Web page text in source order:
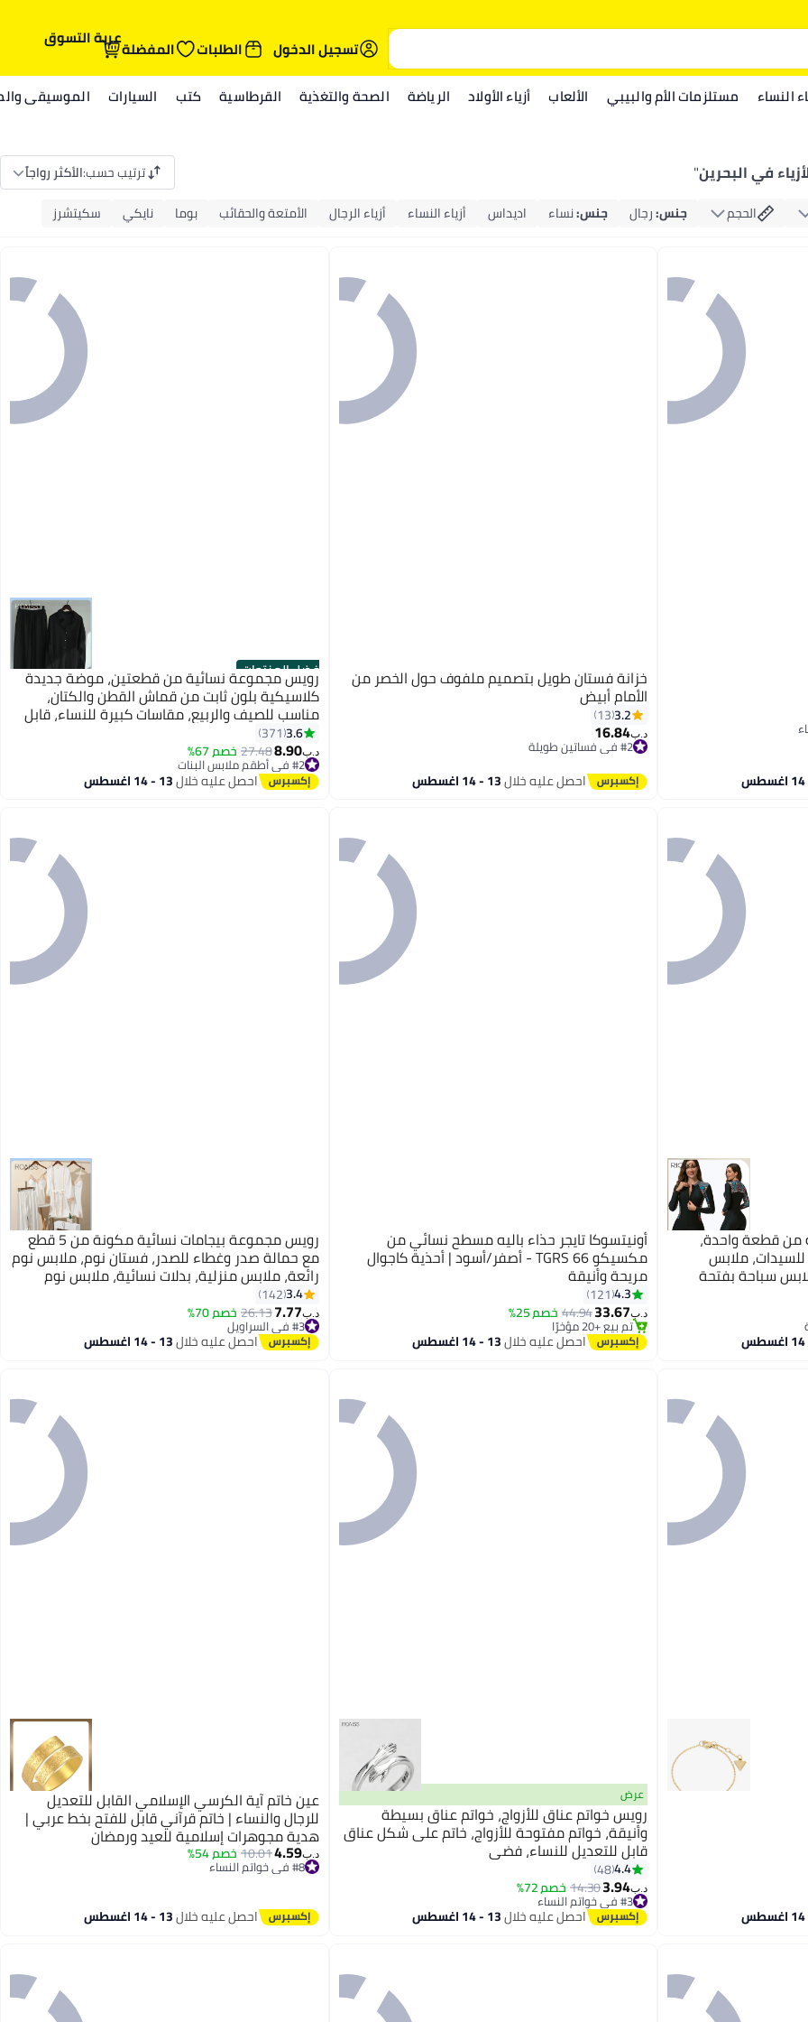
تسجيل الدخول
الطلبات المفضلةعربة التسوق
النساء مستلزمات الأم والبيبي الألعاب أزياء الأولاد الرياضة الصحة والتغذية القرطاسية كتب السيارات الموسيقى
في البحرين" ترتيب حسب:الأكثر رواجاً
الحجم جنس:رجال جنس:نساء اديداس أزياء النساء أزياء الرجال الأمتعة والحقائب بوما نايكي سكيتشرز
خزانة فستان طويل بتصميم ملفوف حول الخصر من
الأمام أبيض
3.2
13
د.ب‏16.84
#2 في فساتين طويلة
تم بيع +10 مؤخرًا
#2 في فساتين طويلة احصل عليه خلال13 - 14 اغسطس
أفضل المنتجات
رويس مجموعة نسائية من قطعتين، موضة جديدة
كلاسيكية بلون ثابت من قماش القطن والكتان،
مناسب للصيف والربيع، مقاسات كبيرة للنساء، قابل
للتنفس وبارد، قميص طويل الأكمام بياقة، بنطلون
واسع.
3.6
371
د.ب‏8.90
27.48 خصم 67%
#2 في أطقم ملابس البنات
#2 في أطقم ملابس البنات احصل عليه خلال13 - 14 اغسطس
من قطعة واحدة،
ملابس
سباحة بفتحة
سباحة رياضية
الماء، للسباحة،
على الماء، الغطس
13
أونيتسوكا تايجر حذاء باليه مسطح نسائي من
مكسيكو 66 TGRS - أصفر/أسود | أحذية كاجوال
مريحة وأنيقة
4.3
121
د.ب‏33.67
44.94خصم 25%
تم بيع +20 مؤخرًا
تم بيع +20 مؤخرًا احصل عليه خلال13 - 14 اغسطس
رويس مجموعة بيجامات نسائية مكونة من 5 قطع
مع حمالة صدر وغطاء للصدر، فستان نوم، ملابس نوم
رائعة، ملابس منزلية، بدلات نسائية، ملابس نوم
مطبوعة بالورود، ملابس داخلية، رداء، ملابس داخلية،
شورت، صيف وربيع
3.4
142
د.ب‏7.77
26.13 خصم 70%
#3 في السراويل
#3 في السراويل احصل عليه خلال13 - 14 اغسطس
عرض
رويس خواتم عناق للأزواج، خواتم عناق بسيطة
وأنيقة، خواتم مفتوحة للأزواج، خاتم على شكل عناق
قابل للتعديل للنساء، فضي
4.4
48
د.ب‏3.94
14.30خصم 72% #3 في خواتم النساء
أقل سعر في 7 يوم
#3 في خواتم النساء احصل عليه خلال13 - 14 اغسطس
عين خاتم آية الكرسي الإسلامي القابل للتعديل
للرجال والنساء | خاتم قرآني قابل للفتح بخط عربي |
هدية مجوهرات إسلامية للعيد ورمضان
د.ب‏4.59
10.01 خصم 54%
#8 في خواتم النساء
احصل عليه خلال13 - 14 اغسطس